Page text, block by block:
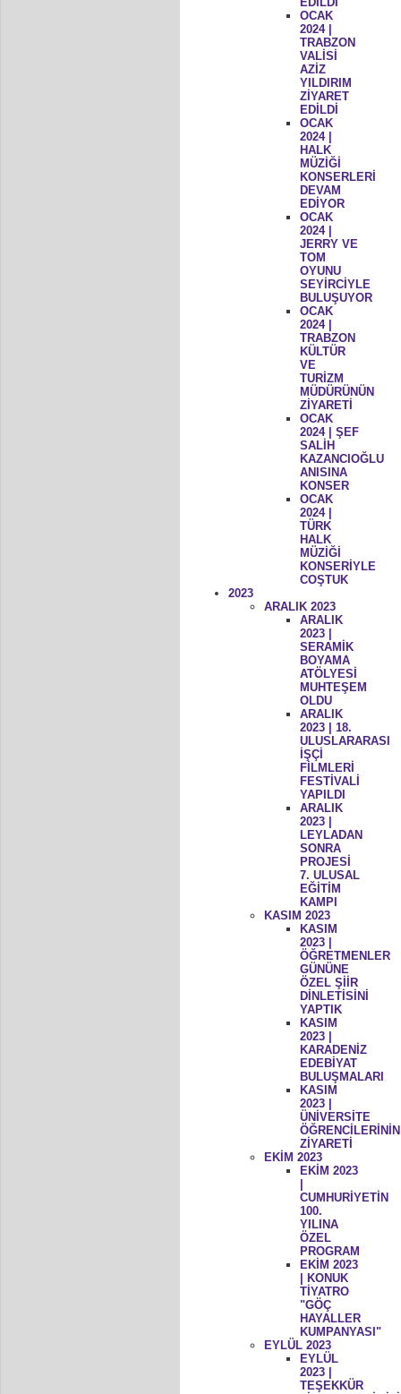
OCAK
2024 |
TRABZON
VALİSİ
AZİZ
YILDIRIM
ZİYARET
EDİLDİ
OCAK
2024 |
HALK
MÜZİĞİ
KONSERLERİ
DEVAM
EDİYOR
OCAK
2024 |
JERRY VE
TOM
OYUNU
SEYİRCİYLE
BULUŞUYOR
OCAK
2024 |
TRABZON
KÜLTÜR
VE
TURİZM
MÜDÜRÜNÜN
ZİYARETİ
OCAK
2024 | ŞEF
SALİH
KAZANCIOĞLU
ANISINA
KONSER
OCAK
2024 |
TÜRK
HALK
MÜZİĞİ
KONSERİYLE
COŞTUK
2023
ARALIK 2023
ARALIK
2023 |
SERAMİK
BOYAMA
ATÖLYESİ
MUHTEŞEM
OLDU
ARALIK
2023 | 18.
ULUSLARARASI
İŞÇİ
FİLMLERİ
FESTİVALİ
YAPILDI
ARALIK
2023 |
LEYLADAN
SONRA
PROJESİ
7. ULUSAL
EĞİTİM
KAMPI
KASIM 2023
KASIM
2023 |
ÖĞRETMENLER
GÜNÜNE
ÖZEL ŞİİR
DİNLETİSİNİ
YAPTIK
KASIM
2023 |
KARADENİZ
EDEBİYAT
BULUŞMALARI
KASIM
2023 |
ÜNİVERSİTE
ÖĞRENCİLERİNİN
ZİYARETİ
EKİM 2023
EKİM 2023
CUMHURİYETİN
100.
YILINA
ÖZEL
PROGRAM
EKİM 2023
| KONUK
TİYATRO
"GÖÇ
HAYALLER
KUMPANYASI"
EYLÜL 2023
EYLÜL
2023 |
TEŞEKKÜR